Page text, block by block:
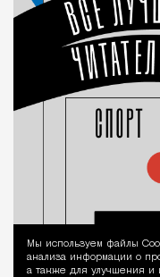
Мы используем файлы
анализа информации о
а также для улучшения и